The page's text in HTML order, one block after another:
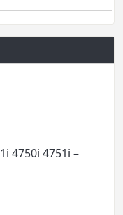
4750i 4751i –